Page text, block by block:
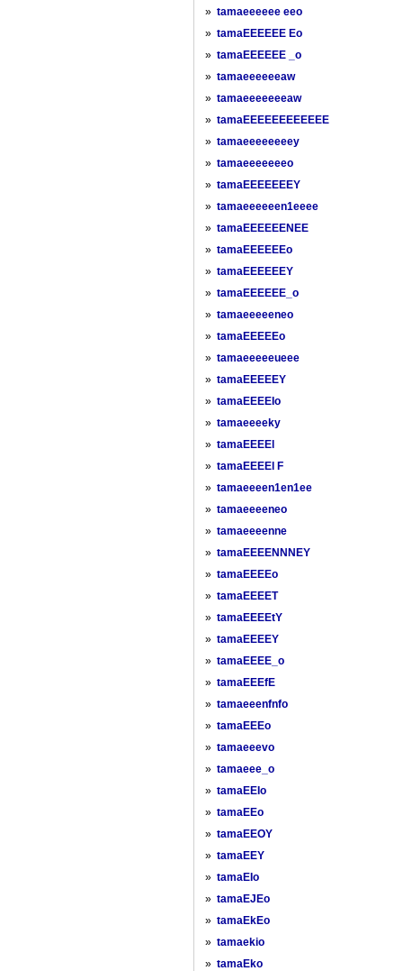
» tamaeeeeee eeo
» tamaEEEEEE Eo
» tamaEEEEEE _o
» tamaeeeeeeaw
» tamaeeeeeeeaw
» tamaEEEEEEEEEEEE
» tamaeeeeeeeey
» tamaeeeeeeeo
» tamaEEEEEEEY
» tamaeeeeeen1eeee
» tamaEEEEEENEE
» tamaEEEEEEo
» tamaEEEEEEY
» tamaEEEEEE_o
» tamaeeeeeneo
» tamaEEEEEo
» tamaeeeeeueee
» tamaEEEEEY
» tamaEEEEIo
» tamaeeeeky
» tamaEEEEl
» tamaEEEEl F
» tamaeeeen1en1ee
» tamaeeeeneo
» tamaeeeenne
» tamaEEEENNNEY
» tamaEEEEo
» tamaEEEET
» tamaEEEEtY
» tamaEEEEY
» tamaEEEE_o
» tamaEEEfE
» tamaeeenfnfo
» tamaEEEo
» tamaeeevo
» tamaeee_o
» tamaEEIo
» tamaEEo
» tamaEEOY
» tamaEEY
» tamaEIo
» tamaEJEo
» tamaEkEo
» tamaekio
» tamaEko